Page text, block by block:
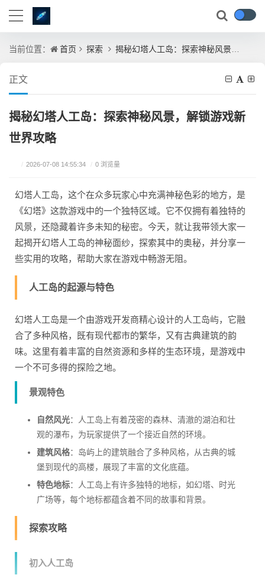
当前位置： 首页 探索 揭秘幻塔人工岛：探索神秘风景，解锁游戏新世界攻略
正文
揭秘幻塔人工岛：探索神秘风景，解锁游戏新
世界攻略
/ 2026-07-08 14:55:34 / 0 浏览量
幻塔人工岛，这个在众多玩家心中充满神秘色彩的地方，是
《幻塔》这款游戏中的一个独特区域。它不仅拥有着独特的
风景，还隐藏着许多未知的秘密。今天，就让我带领大家一
起揭开幻塔人工岛的神秘面纱，探索其中的奥秘，并分享一
些实用的攻略，帮助大家在游戏中畅游无阻。
人工岛的起源与特色
幻塔人工岛是一个由游戏开发商精心设计的人工岛屿，它融
合了多种风格，既有现代都市的繁华，又有古典建筑的韵
味。这里有着丰富的自然资源和多样的生态环境，是游戏中
一个不可多得的探险之地。
景观特色
自然风光：人工岛上有着茂密的森林、清澈的湖泊和壮
观的瀑布，为玩家提供了一个接近自然的环境。
建筑风格：岛屿上的建筑融合了多种风格，从古典的城
堡到现代的高楼，展现了丰富的文化底蕴。
特色地标：人工岛上有许多独特的地标，如幻塔、时光
广场等，每个地标都蕴含着不同的故事和背景。
探索攻略
初入人工岛